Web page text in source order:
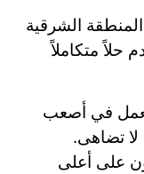
المنطقة الشرقية
حلاً متكاملاً
في أصعب
لا تضاهى.
على أعلى